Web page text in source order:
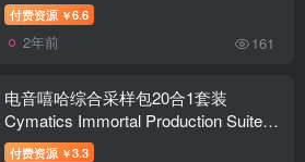
付费资源 ￥6.6
2年前 161
电音嘻哈综合采样包20合1套装
Cymatics Immortal Production Suite
WAV MIDI
付费资源 ￥3.3